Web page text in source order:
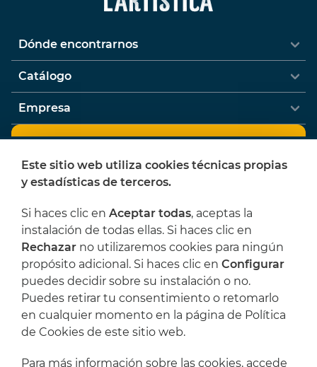
Dónde encontrarnos
Catálogo
Empresa
Newsletter
¿Quieres recibir ofertas y novedades de
He leído y acepto lasCondiciones legales y
laPolítica de privacidad
J85EB9
Suscribirme
Este sitio web utiliza cookies técnicas propias
y estadísticas de terceros.
Si haces clic en Aceptar todas, aceptas la
instalación de todas ellas. Si haces clic en
Rechazar no utilizaremos cookies para ningún
propósito adicional. Si haces clic en Configurar
puedes decidir sobre su instalación o no.
Puedes retirar tu consentimiento o retomarlo
en cualquier momento en la página de Política
de Cookies de este sitio web.
Para más información sobre las cookies, accede